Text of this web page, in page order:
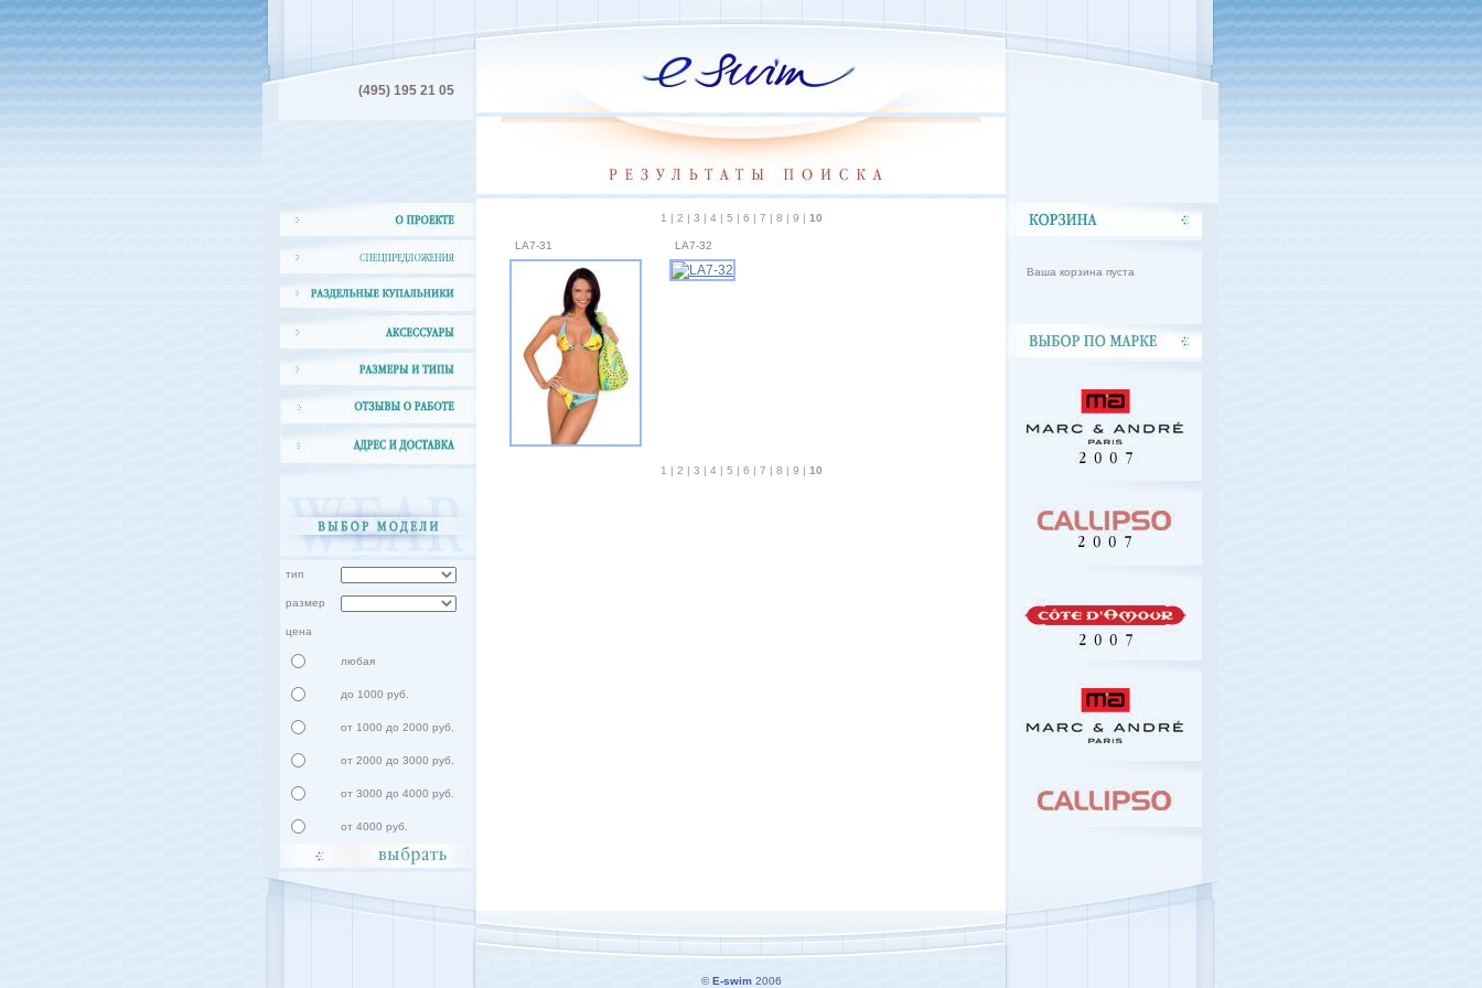
(495) 195 21 05
тип
размер
цена
любая
до 1000 руб.
от 1000 до 2000 руб.
от 2000 до 3000 руб.
от 3000 до 4000 руб.
от 4000 руб.
1 | 2 | 3 | 4 | 5 | 6 | 7 | 8 | 9 | 10
LA7-31 LA7-32
1 | 2 | 3 | 4 | 5 | 6 | 7 | 8 | 9 | 10
©E-swim2006
Ваша корзина пуста